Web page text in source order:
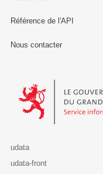
Référence de l'API
Nous contacter
Le Gouvernement du
udata
udata-front